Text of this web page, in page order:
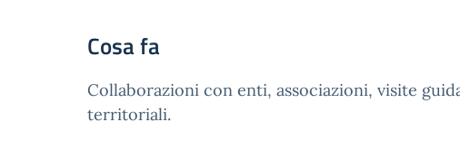
Cosa fa
Collaborazioni con enti, associazioni, visite
territoriali.